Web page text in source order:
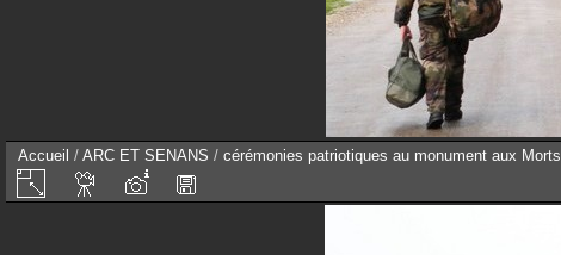
Accueil / ARC ET SENANS / cérémonies patriotiques au monument aux Morts